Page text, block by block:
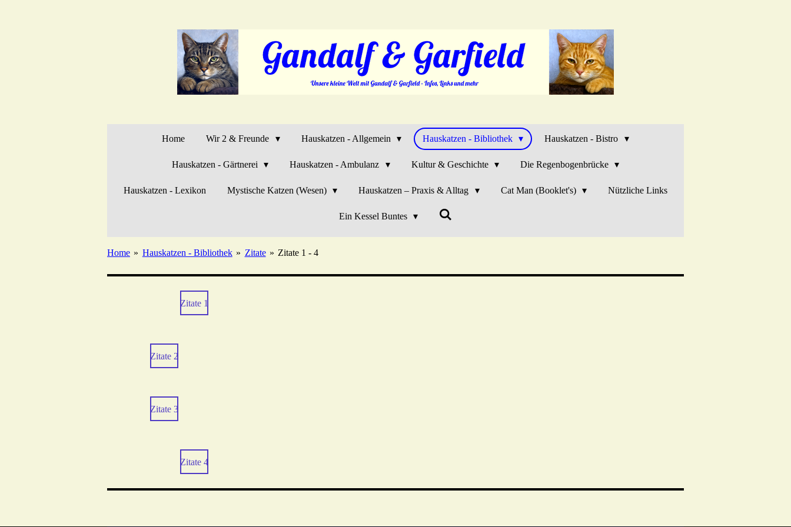
Home Wir 2 & Freunde Hauskatzen - Allgemein Hauskatzen - Bibliothek Hauskatzen - Bistro
Hauskatzen - Gärtnerei Hauskatzen - Ambulanz Kultur & Geschichte Die Regenbogenbrücke
Hauskatzen - Lexikon Mystische Katzen (Wesen) Hauskatzen – Praxis & Alltag Cat Man (Booklet's) Nützliche Links
Ein Kessel Buntes
Home » Hauskatzen - Bibliothek » Zitate » Zitate 1 - 4
Zitate 1
Zitate 2
Zitate 3
Zitate 4